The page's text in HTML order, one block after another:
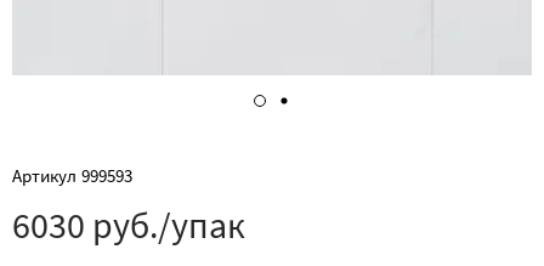
Артикул 999593
6030 руб./упак